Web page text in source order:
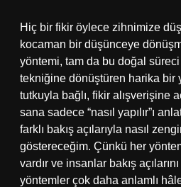
Hiç bir fikir öylece zihnimize
kocaman bir düşünceye
yöntemi, tam da bu doğal
tekniğine dönüştüren harika bir
tutkuyla bağlı, fikir alışverişine
sana sadece “nasıl yapılır”ı
farklı bakış açılarıyla nasıl
göstereceğim. Çünkü her
vardır ve insanlar bakış
yöntemler çok daha anlamlı